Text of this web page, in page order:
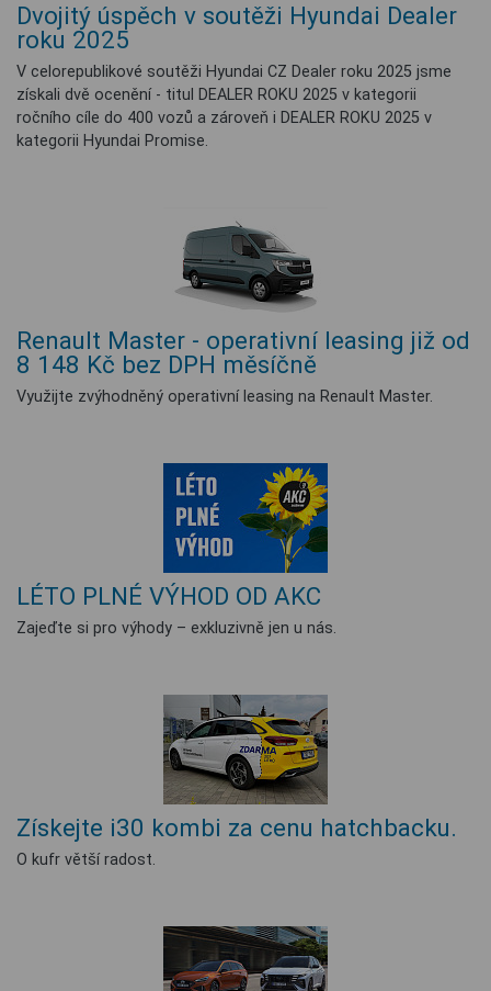
Dvojitý úspěch v soutěži Hyundai Dealer
roku 2025
V celorepublikové soutěži Hyundai CZ Dealer roku 2025 jsme
získali dvě ocenění - titul DEALER ROKU 2025 v kategorii
ročního cíle do 400 vozů a zároveň i DEALER ROKU 2025 v
kategorii Hyundai Promise.
Renault Master - operativní leasing již od
8 148 Kč bez DPH měsíčně
Využijte zvýhodněný operativní leasing na Renault Master.
LÉTO PLNÉ VÝHOD OD AKC
Zajeďte si pro výhody – exkluzivně jen u nás.
Získejte i30 kombi za cenu hatchbacku.
O kufr větší radost.